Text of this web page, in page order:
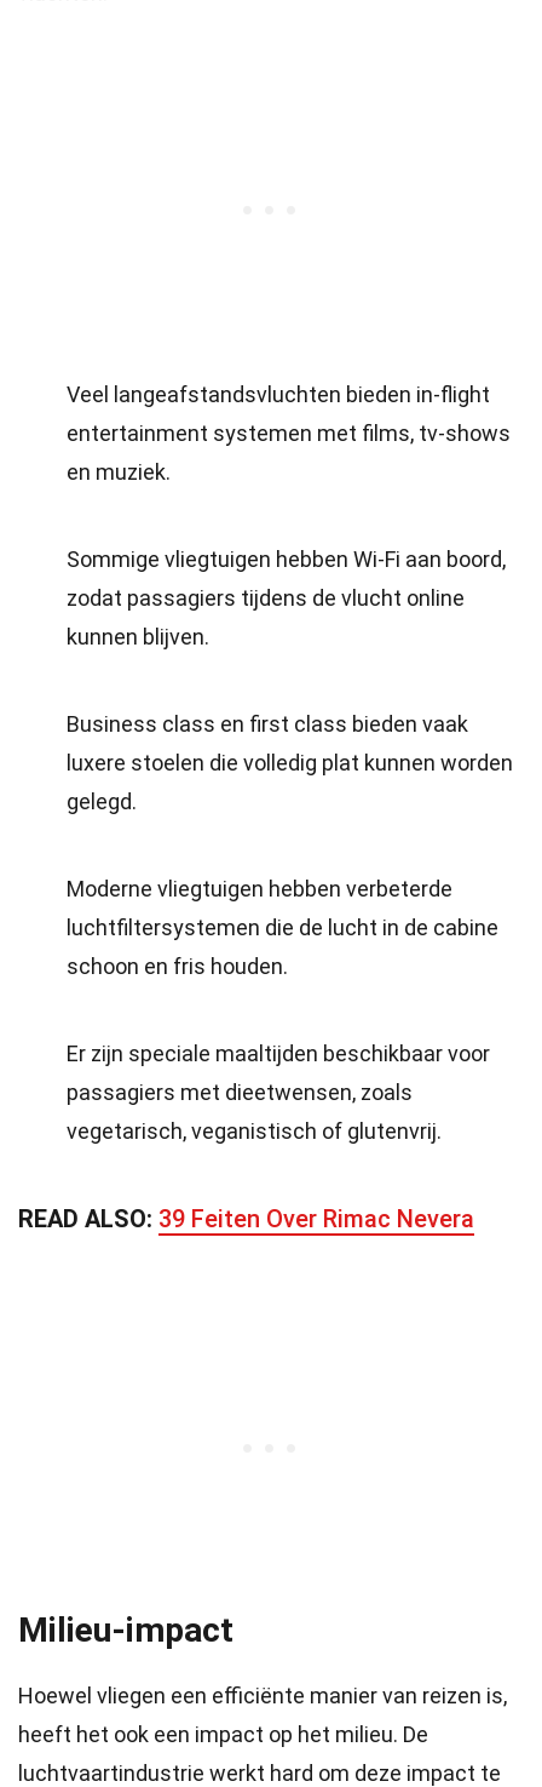
Veel langeafstandsvluchten bieden in-flight
entertainment systemen met films, tv-shows
en muziek.
Sommige vliegtuigen hebben Wi-Fi aan boord,
zodat passagiers tijdens de vlucht online
kunnen blijven.
Business class en first class bieden vaak
luxere stoelen die volledig plat kunnen worden
gelegd.
Moderne vliegtuigen hebben verbeterde
luchtfiltersystemen die de lucht in de cabine
schoon en fris houden.
Er zijn speciale maaltijden beschikbaar voor
passagiers met dieetwensen, zoals
vegetarisch, veganistisch of glutenvrij.
READ ALSO: 39 Feiten Over Rimac Nevera
Milieu-impact
Hoewel vliegen een efficiënte manier van reizen is,
heeft het ook een impact op het milieu. De
luchtvaartindustrie werkt hard om deze impact te